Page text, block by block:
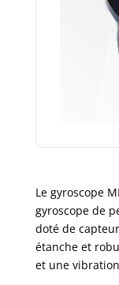
Le gyroscope
gyroscope de
doté de
étanche et
et une